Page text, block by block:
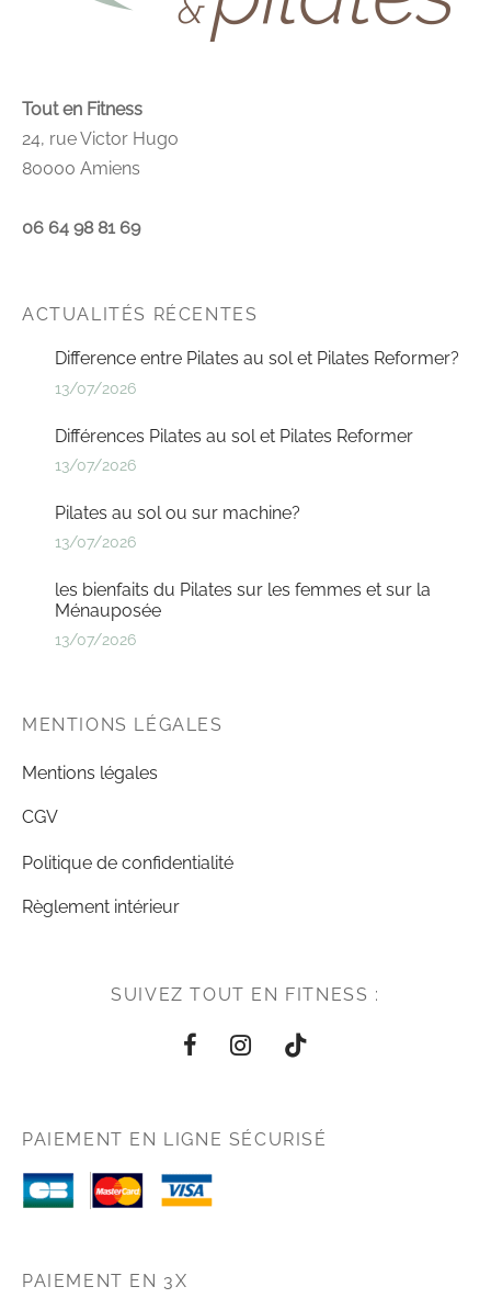
Tout en Fitness
24, rue Victor Hugo
80000 Amiens
06 64 98 81 69
ACTUALITÉS RÉCENTES
Difference entre Pilates au sol et Pilates Reformer?
13/07/2026
Différences Pilates au sol et Pilates Reformer
13/07/2026
Pilates au sol ou sur machine?
13/07/2026
les bienfaits du Pilates sur les femmes et sur la
Ménauposée
13/07/2026
MENTIONS LÉGALES
Mentions légales
CGV
Politique de confidentialité
Règlement intérieur
SUIVEZ TOUT EN FITNESS :
PAIEMENT EN LIGNE SÉCURISÉ
PAIEMENT EN 3X